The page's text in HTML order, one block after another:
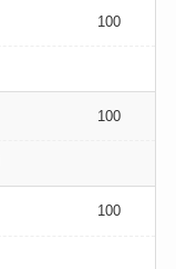
100
100
100